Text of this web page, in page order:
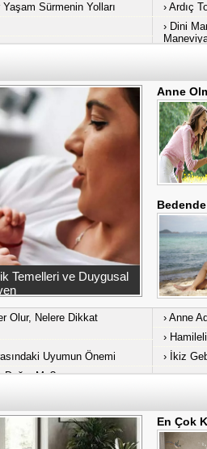
Sürmenin Yolları › Ardıç
› Dini
Temelleri ve Duygusal
Anne
Olur, Nelere Dikkat
› Anne
›
Uyumun Önemi ›
İkiz
Doğru Mu?
En Çok